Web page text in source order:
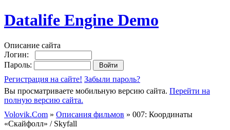
Datalife Engine Demo
Описание сайта
Логин:
Пароль:
Регистрация на сайте! Забыли пароль?
Вы просматриваете мобильную версию сайта. Перейти на
полную версию сайта.
Volovik.Com » Описания фильмов » 007: Координаты
«Скайфолл» / Skyfall